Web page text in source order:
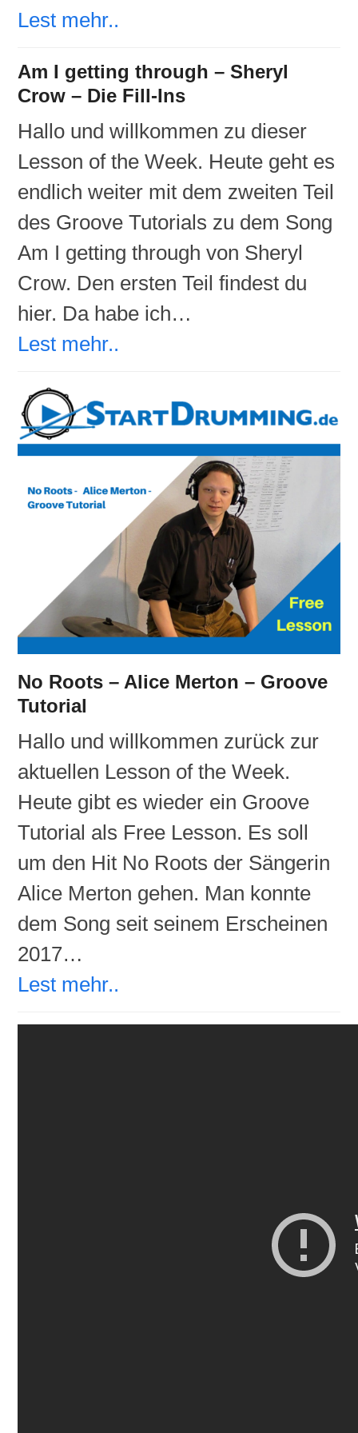
Lest mehr..
Am I getting through – Sheryl
Crow – Die Fill-Ins
Hallo und willkommen zu dieser
Lesson of the Week. Heute geht es
endlich weiter mit dem zweiten Teil
des Groove Tutorials zu dem Song
Am I getting through von Sheryl
Crow. Den ersten Teil findest du
hier. Da habe ich…
Lest mehr..
No Roots – Alice Merton – Groove
Tutorial
Hallo und willkommen zurück zur
aktuellen Lesson of the Week.
Heute gibt es wieder ein Groove
Tutorial als Free Lesson. Es soll
um den Hit No Roots der Sängerin
Alice Merton gehen. Man konnte
dem Song seit seinem Erscheinen
2017…
Lest mehr..